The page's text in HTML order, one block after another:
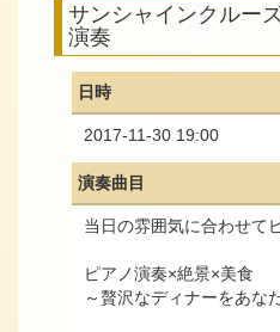
サンシャインクルー
演奏
日時
2017-11-30 19:00
演奏曲目
当日の雰囲気に合わせて
ピアノ演奏×絶景×美食
～贅沢なディナーをあな